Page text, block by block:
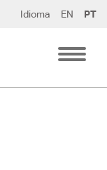
Idioma EN PT